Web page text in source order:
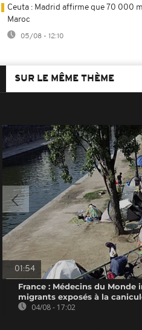
Ceuta : Madrid affirme que 70 000
Maroc
05/08 - 12:10
SUR LE MÊME THÈME
01:54
France : Médecins du
migrants exposés à la
04/08 - 17:02